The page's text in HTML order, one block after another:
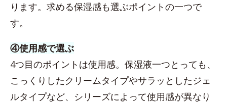
ります。求める保湿感も選ぶポイントの一つで
す。
④使用感で選ぶ
4つ目のポイントは使用感。保湿液一つとっても、
こっくりしたクリームタイプやサラッとしたジェ
ルタイプなど、シリーズによって使用感が異なり